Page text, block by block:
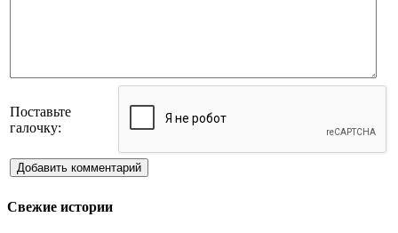
Поставьте
галочку:
Добавить комментарий
Свежие истории